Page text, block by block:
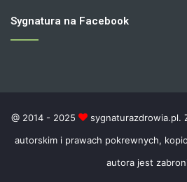
Sygnatura na Facebook
@ 2014 - 2025
sygnaturazdrowia.pl.
autorskim i prawach pokrewnych,
autora jest